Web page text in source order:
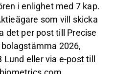
i enlighet med 7 kap.
som vill skicka
det per post till Precise
2026,
Lund eller via e-post till